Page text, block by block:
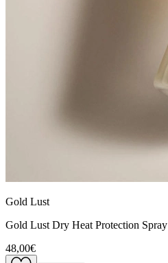
Gold Lust
Gold Lust Dry Heat Protection Spray
48,00€